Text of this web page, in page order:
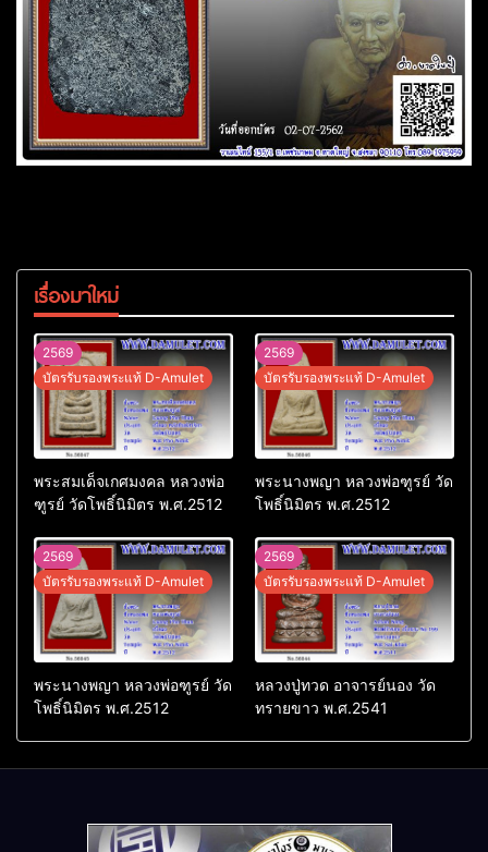
เรื่องมาใหม่
2569
บัตรรับรองพระแท้ D-Amulet
พระสมเด็จเกศมงคล หลวงพ่อ
ฑูรย์ วัดโพธิ์นิมิตร พ.ศ.2512
2569
บัตรรับรองพระแท้ D-Amulet
พระนางพญา หลวงพ่อฑูรย์ วัด
โพธิ์นิมิตร พ.ศ.2512
2569
บัตรรับรองพระแท้ D-Amulet
พระนางพญา หลวงพ่อฑูรย์ วัด
โพธิ์นิมิตร พ.ศ.2512
2569
บัตรรับรองพระแท้ D-Amulet
หลวงปู่ทวด อาจารย์นอง วัด
ทรายขาว พ.ศ.2541